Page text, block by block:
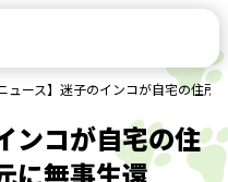
ニュース】迷子のインコが自宅の住
ンコが自宅の住
に無事生還